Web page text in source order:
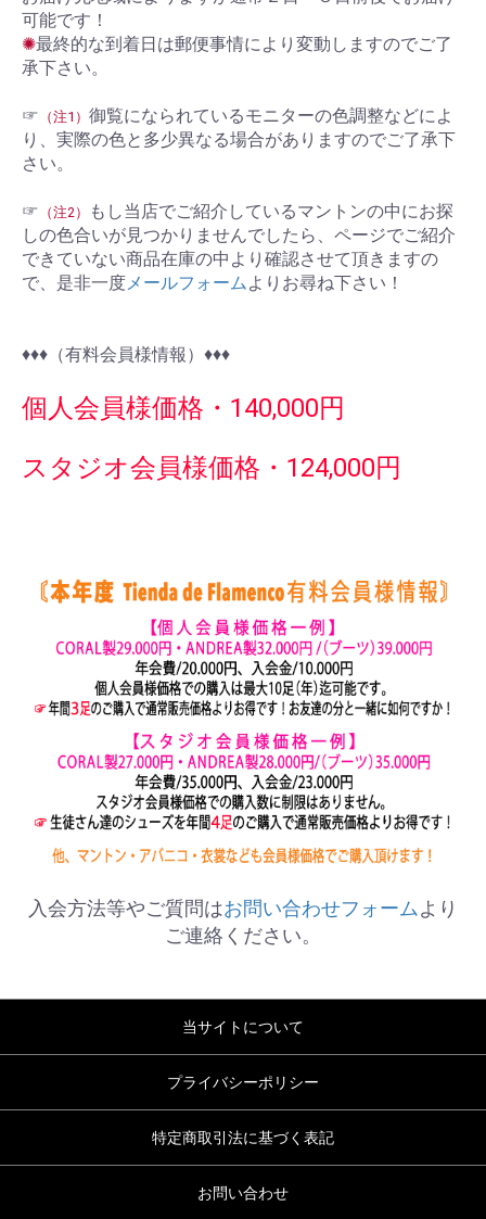
可能です！
✺最終的な到着日は郵便事情により変動しますのでご了
承下さい。
☞ （注1） 御覧になられているモニターの色調整などによ
り、実際の色と多少異なる場合がありますのでご了承下
さい。
☞ （注2）
もし当店でご紹介しているマントンの中にお探
しの色合いが見つかりませんでしたら、ページでご紹介
できていない商品在庫の中より確認させて頂きますの
で、是非一度メールフォームよりお尋ね下さい！
♦︎♦︎♦︎（有料会員様情報）♦︎♦︎♦︎
個人会員様価格・140,000円
スタジオ会員様価格・124,000円
入会方法等やご質問はお問い合わせフォームより
ご連絡ください。
当サイトについて
プライバシーポリシー
特定商取引法に基づく表記
お問い合わせ